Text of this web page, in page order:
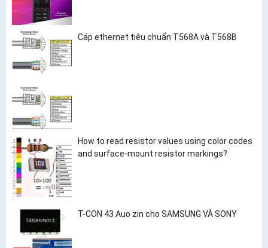
Cáp ethernet tiêu chuẩn T568A và T568B
How to read resistor values using color codes
and surface-mount resistor markings?
T-CON 43 Auo zin cho SAMSUNG VÀ SONY